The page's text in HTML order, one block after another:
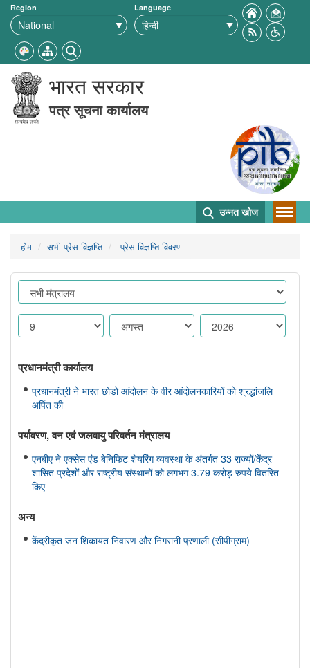
Region Language
भारत सरकार
पत्र सूचना कार्यालय
उन्नत खोज
होम सभी प्रेस विज्ञप्ति प्रेस विज्ञप्ति विवरण
प्रधानमंत्री कार्यालय
प्रधानमंत्री ने भारत छोड़ो आंदोलन के वीर आंदोलनकारियों को श्रद्धांजलि
अर्पित की
पर्यावरण, वन एवं जलवायु परिवर्तन मंत्रालय
एनबीए ने एक्सेस एंड बेनिफिट शेयरिंग व्यवस्था के अंतर्गत 33 राज्यों/केंद्र
शासित प्रदेशों और राष्ट्रीय संस्थानों को लगभग 3.79 करोड़ रुपये वितरित
किए
अन्य
केंद्रीकृत जन शिकायत निवारण और निगरानी प्रणाली (सीपीग्राम)